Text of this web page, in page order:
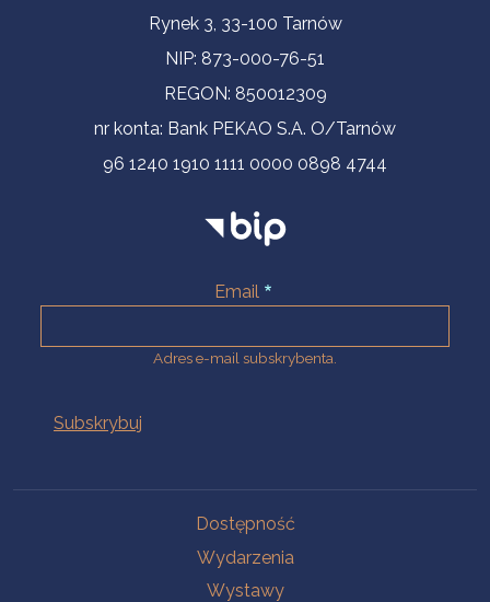
Informacje kontaktoweRynek 3, 33-100 Tarnów
NIP: 873-000-76-51
REGON: 850012309
nr konta: Bank PEKAO S.A. O/Tarnów
96 1240 1910 1111 0000 0898 4744
Email
Adres e-mail subskrybenta.
Dostępność
Wydarzenia
Wystawy